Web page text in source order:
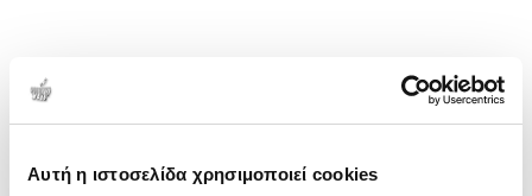
Αυτή η ιστοσελίδα χρησιμοποιεί cookies